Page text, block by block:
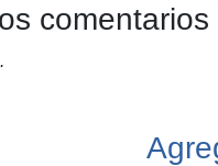
comentarios